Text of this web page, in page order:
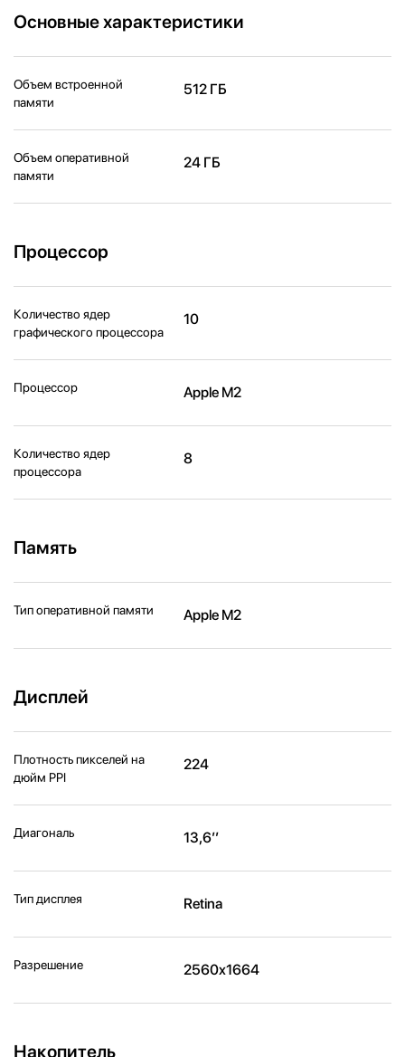
Основные характеристики
Объем встроенной
памяти
512 ГБ
Объем оперативной
памяти
24 ГБ
Процессор
Количество ядер
графического процессора
10
Процессор Apple M2
Количество ядер
процессора
8
Память
Тип оперативной памяти Apple M2
Дисплей
Плотность пикселей на
дюйм PPI
224
Диагональ 13,6’’
Тип дисплея Retina
Разрешение 2560x1664
Накопитель